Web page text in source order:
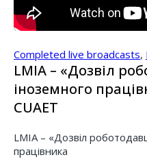
Completed live broadcasts,
LMIA – «Дозвіл
іноземного
CUAET
LMIA – «Дозвіл
працівника